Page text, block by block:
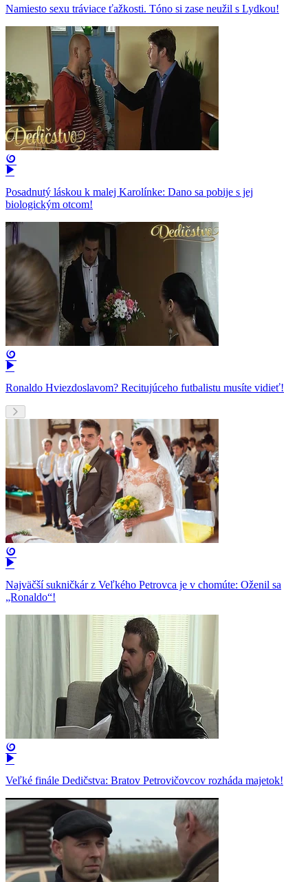
Namiesto sexu tráviace ťažkosti. Tóno si zase neužil s Lydkou!
Posadnutý láskou k malej Karolínke: Dano sa pobije s jej
biologickým otcom!
Ronaldo Hviezdoslavom? Recitujúceho futbalistu musíte vidieť!
Najväčší sukničkár z Veľkého Petrovca je v chomúte: Oženil sa
„Ronaldo“!
Veľké finále Dedičstva: Bratov Petrovičovcov rozháda majetok!